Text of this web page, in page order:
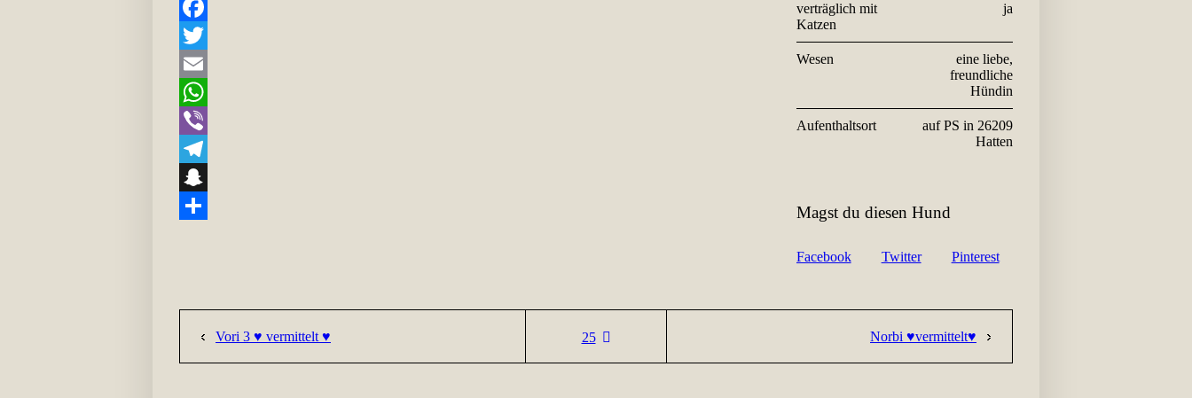
Facebook
Twitter
Email
WhatsApp
Viber
Telegram
Snapchat
verträglich mit
Katzen
ja
Wesen
eine liebe,
freundliche
Hündin
Aufenthaltsort
auf PS in 26209
Hatten
Magst du diesen Hund
Facebook Twitter Pinterest
25
Vori 3 ♥ vermittelt ♥ Norbi ♥vermittelt♥